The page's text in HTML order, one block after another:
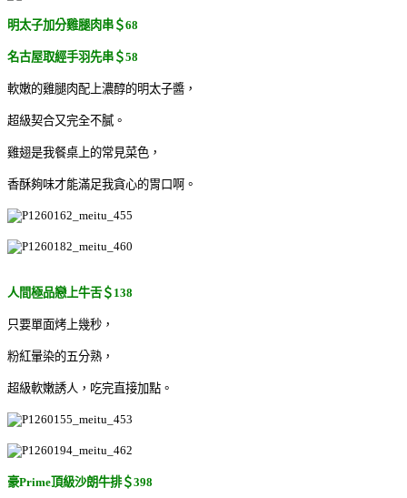
明太子加分雞腿肉串＄68
名古屋取經手羽先串＄58
軟嫩的雞腿肉配上濃醇的明太子醬，
超級契合又完全不膩。
雞翅是我餐桌上的常見菜色，
香酥夠味才能滿足我貪心的胃口啊。
人間極品戀上牛舌＄138
只要單面烤上幾秒，
粉紅暈染的五分熟，
超級軟嫩誘人，吃完直接加點。
豪Prime頂級沙朗牛排＄398